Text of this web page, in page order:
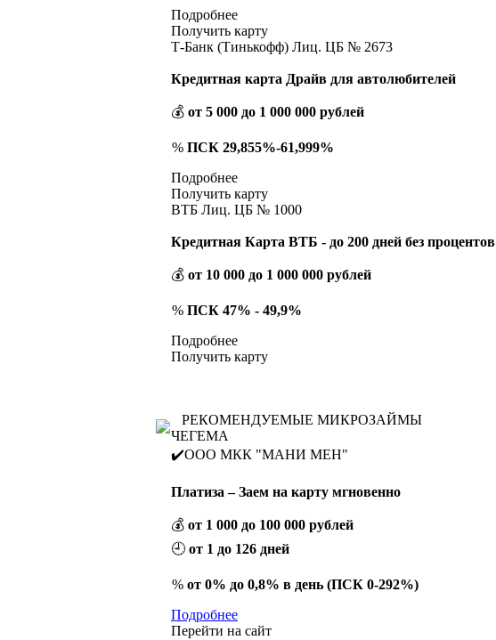
Подробнее
Получить карту
Т-Банк (Тинькофф) Лиц. ЦБ № 2673
Кредитная карта Драйв для автолюбителей
💰 от 5 000 до 1 000 000 рублей
% ПСК 29,855%-61,999%
Подробнее
Получить карту
ВТБ Лиц. ЦБ № 1000
Кредитная Карта ВТБ - до 200 дней без процентов
💰 от 10 000 до 1 000 000 рублей
% ПСК 47% - 49,9%
Подробнее
Получить карту
РЕКОМЕНДУЕМЫЕ МИКРОЗАЙМЫ
ЧЕГЕМА
✔️ООО МКК "МАНИ МЕН"
Платиза – Заем на карту мгновенно
💰 от 1 000 до 100 000 рублей
🕘 от 1 до 126 дней
% от 0% до 0,8% в день (ПСК 0-292%)
Подробнее
Перейти на сайт